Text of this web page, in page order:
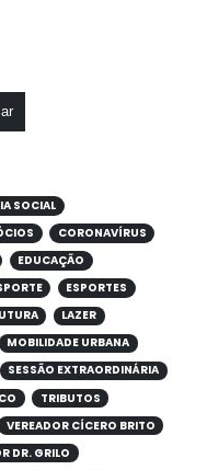
SOCIAL
CORONAVÍRUS
EDUCAÇÃO
ESPORTES
LAZER
MOBILIDADE URBANA
SESSÃO EXTRAORDINÁRIA
TRIBUTOS
VEREADOR CÍCERO BRITO
DR. GRILO